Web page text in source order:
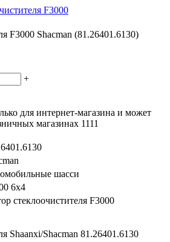
F3000 Shacman (81.26401.6130)
+
для интернет-магазина и может
магазинах 1111
шасси
6x4
стеклоочистителя F3000
Shaanxi/Shacman 81.26401.6130